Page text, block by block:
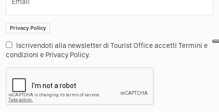
Privacy Policy
Iscrivendoti alla newsletter di Tourist Office accetti Termini e
condizioni e Privacy Policy.